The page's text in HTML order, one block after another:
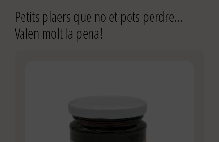
Petits plaers que no et pots perdre…
Valen molt la pena!